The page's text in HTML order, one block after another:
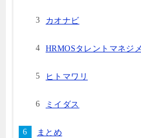
カオナビ
HRMOSタレントマネジ
ヒトマワリ
ミイダス
まとめ